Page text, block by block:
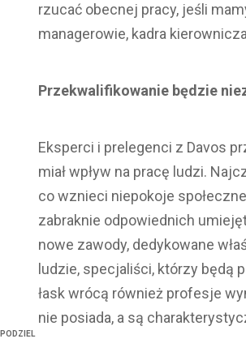
PODZIEL
rzucać obecnej pracy, jeśli
managerowie, kadra
Przekwalifikowanie będzie
Eksperci i prelegenci z Davos
miał wpływ na pracę ludzi.
co wznieci niepokoje
zabraknie odpowiednich
nowe zawody, dedykowane
ludzie, specjaliści, którzy będą
łask wrócą również profesje
nie posiada, a są